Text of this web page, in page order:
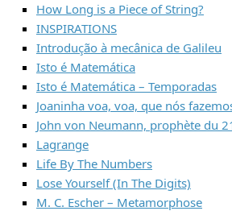
How Long is a Piece of String?
INSPIRATIONS
Introdução à mecânica de Galileu
Isto é Matemática
Isto é Matemática – Temporadas
Joaninha voa, voa, que nós
John von Neumann, prophète du
Lagrange
Life By The Numbers
Lose Yourself (In The Digits)
M. C. Escher – Metamorphose